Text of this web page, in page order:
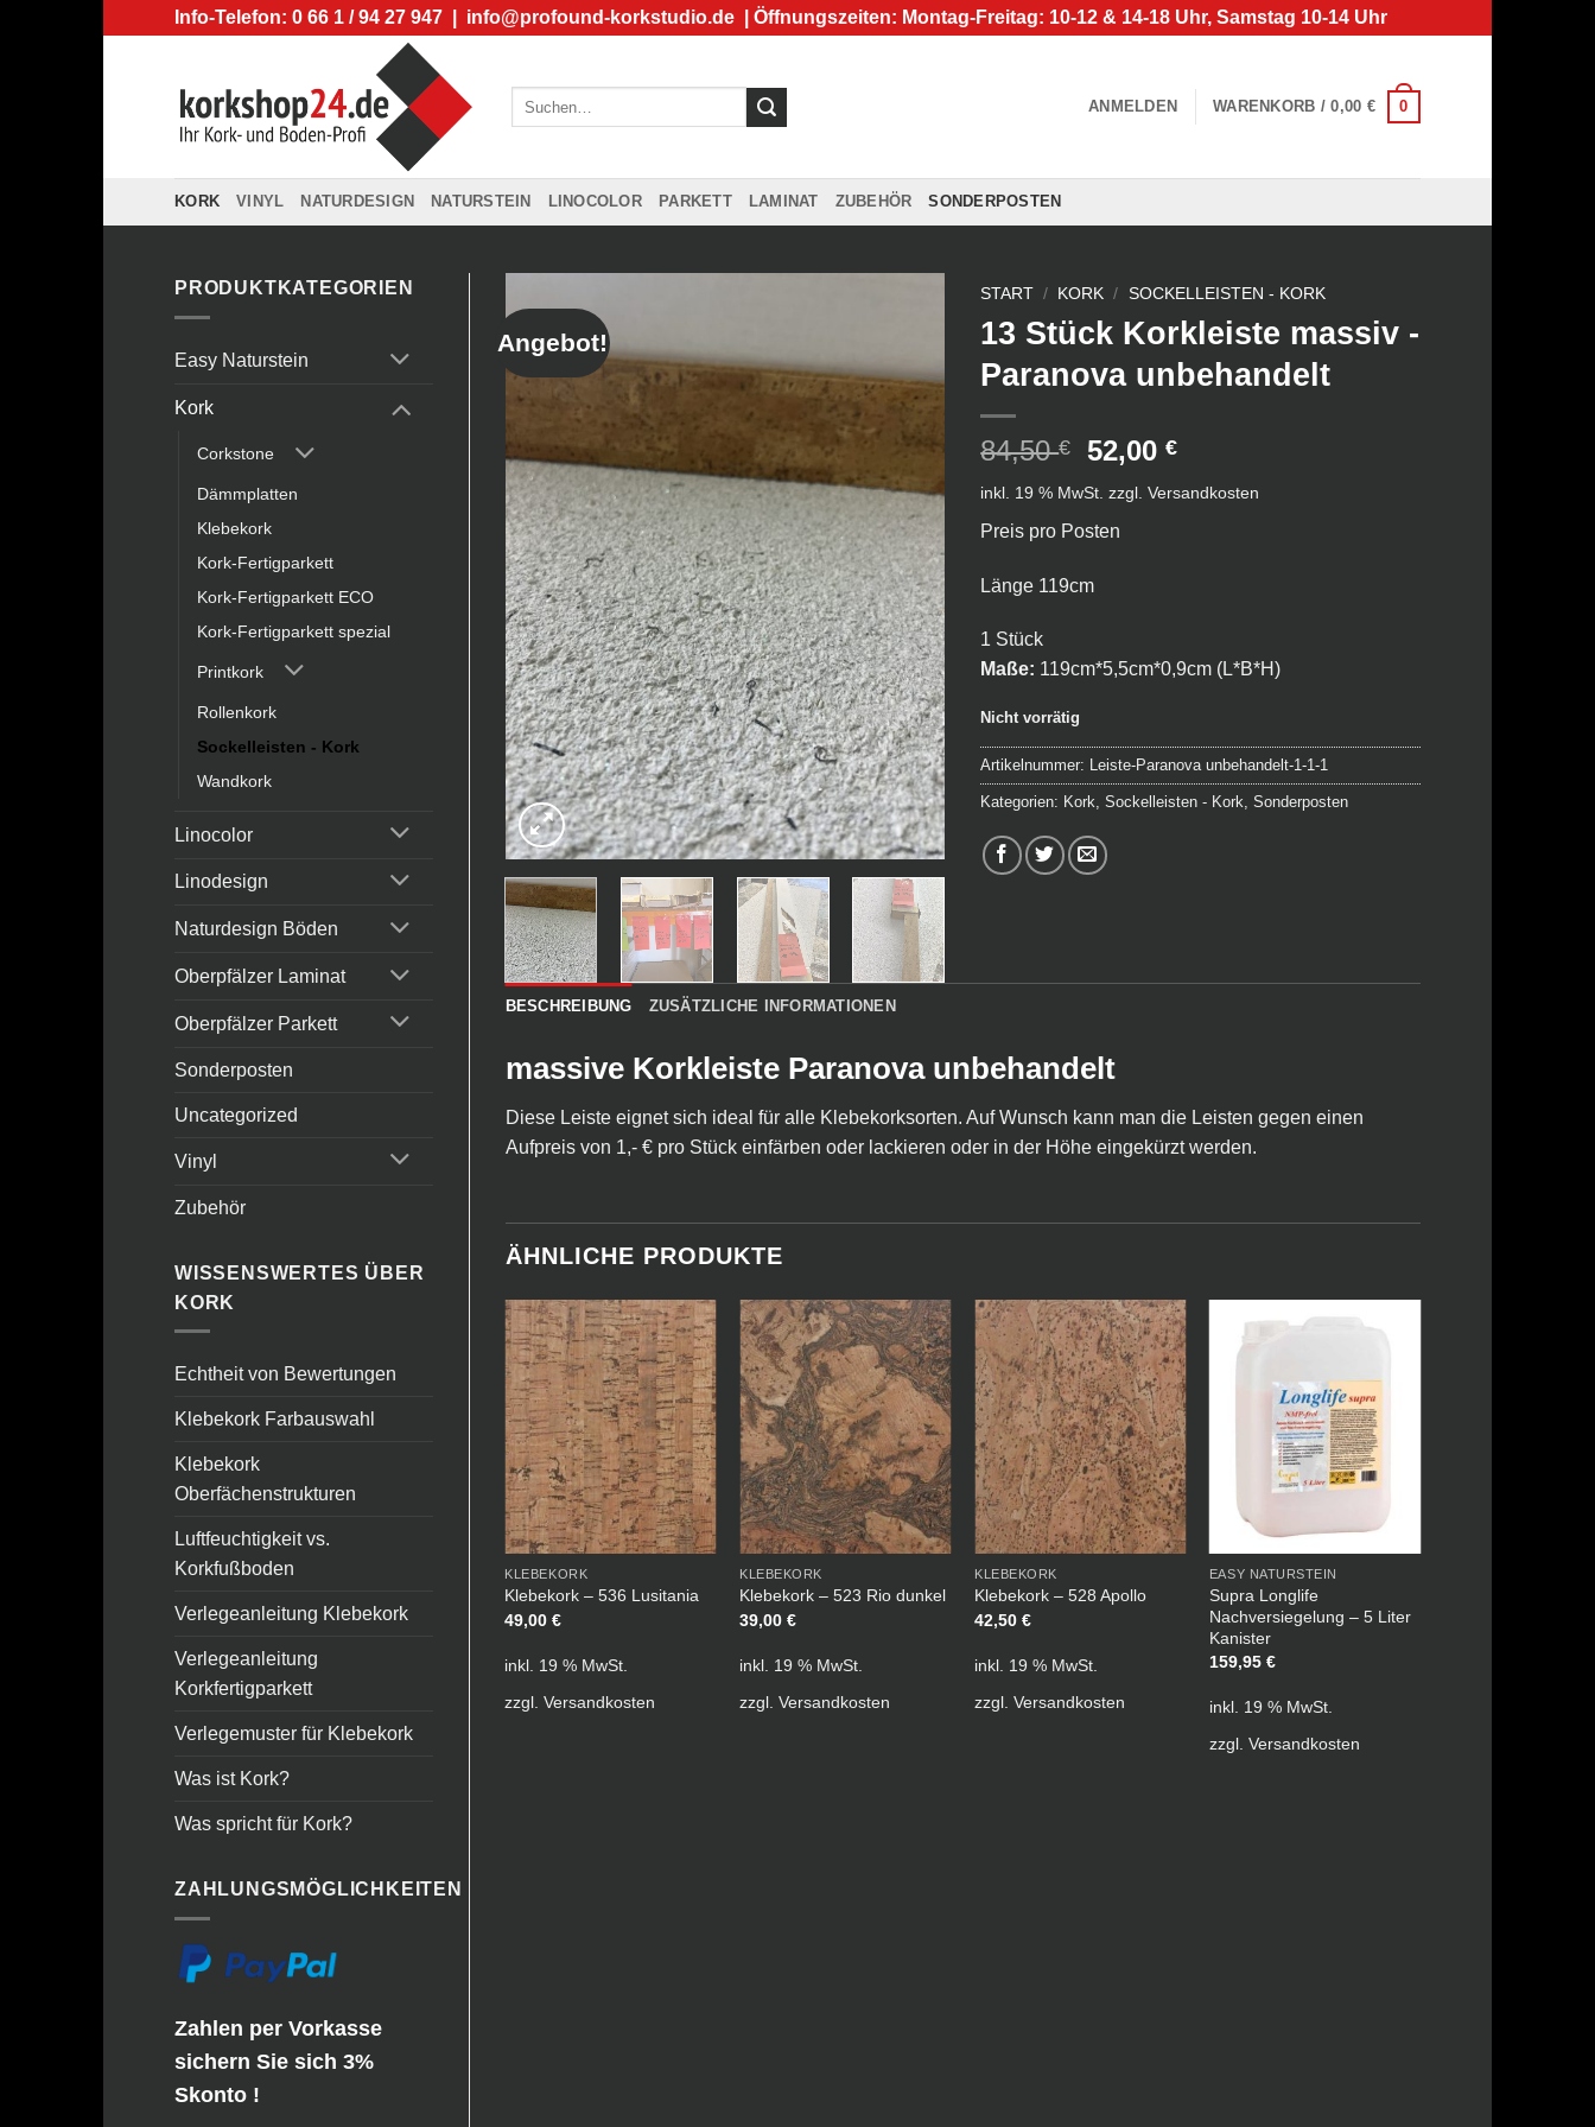
Info-Telefon: 0 66 1 / 94 27 947 | info@profound-korkstudio.de | Öffnungszeiten: Montag-Freitag: 10-12 & 14-18 Uhr, Samstag 10-14 Uhr
ANMELDEN WARENKORB /0,00 € 0
KORK VINYL NATURDESIGN NATURSTEIN LINOCOLOR PARKETT LAMINAT ZUBEHÖR SONDERPOSTEN
PRODUKTKATEGORIEN
Easy Naturstein
Kork
Corkstone
Dämmplatten
Klebekork
Kork-Fertigparkett
Kork-Fertigparkett ECO
Kork-Fertigparkett spezial
Printkork
Rollenkork
Sockelleisten - Kork
Wandkork
Linocolor
Linodesign
Naturdesign Böden
Oberpfälzer Laminat
Oberpfälzer Parkett
Sonderposten
Uncategorized
Vinyl
Zubehör
WISSENSWERTES ÜBER
KORK
Echtheit von Bewertungen
Klebekork Farbauswahl
Klebekork
Oberfächenstrukturen
Luftfeuchtigkeit vs.
Korkfußboden
Verlegeanleitung Klebekork
Verlegeanleitung
Korkfertigparkett
Verlegemuster für Klebekork
Was ist Kork?
Was spricht für Kork?
ZAHLUNGSMÖGLICHKEITEN
Zahlen per Vorkasse
sichern Sie sich 3%
Skonto !
Angebot!
START / KORK / SOCKELLEISTEN - KORK
13 Stück Korkleiste massiv -
Paranova unbehandelt
84,50€
Ursprünglicher
war:
84,50 €
52,00€Aktueller
ist:
inkl. 19 % MwSt. zzgl.Versandkosten
Preis pro Posten
Länge 119cm
1 Stück
Maße: 119cm*5,5cm*0,9cm (L*B*H)
Nicht vorrätig
Artikelnummer: Leiste-Paranova unbehandelt-1-1-1
Kategorien: Kork,Sockelleisten - Kork,Sonderposten
BESCHREIBUNG ZUSÄTZLICHE INFORMATIONEN
massive Korkleiste Paranova unbehandelt
Diese Leiste eignet sich ideal für alle Klebekorksorten. Auf Wunsch kann man die Leisten gegen einen
Aufpreis von 1,- € pro Stück einfärben oder lackieren oder in der Höhe eingekürzt werden.
ÄHNLICHE PRODUKTE
KLEBEKORK
Klebekork – 536 Lusitania
49,00€
inkl. 19 % MwSt.
zzgl.Versandkosten
KLEBEKORK
Klebekork – 523 Rio dunkel
39,00€
inkl. 19 % MwSt.
zzgl.Versandkosten
KLEBEKORK
Klebekork – 528 Apollo
42,50€
inkl. 19 % MwSt.
zzgl.Versandkosten
EASY NATURSTEIN
Supra Longlife
Nachversiegelung – 5 Liter
Kanister
159,95 €
inkl. 19 % MwSt.
zzgl. Versandkosten
Preis
30,00 €.
Versandkosten
KLEBEKORK
35,00 €
inkl. 19 % MwSt.